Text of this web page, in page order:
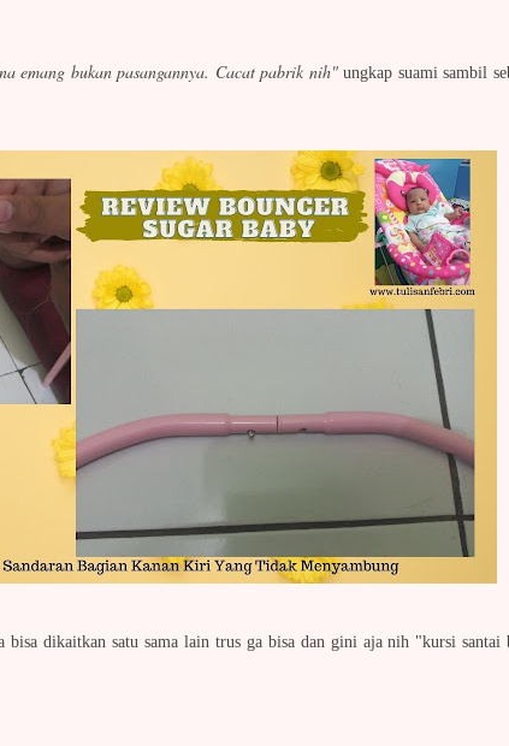
emang bukan pasangannya. Cacat pabrik nih"ungkap suami sambil
bisa dikaitkan satu sama lain trus ga bisa dan gini aja nih "kursi santai